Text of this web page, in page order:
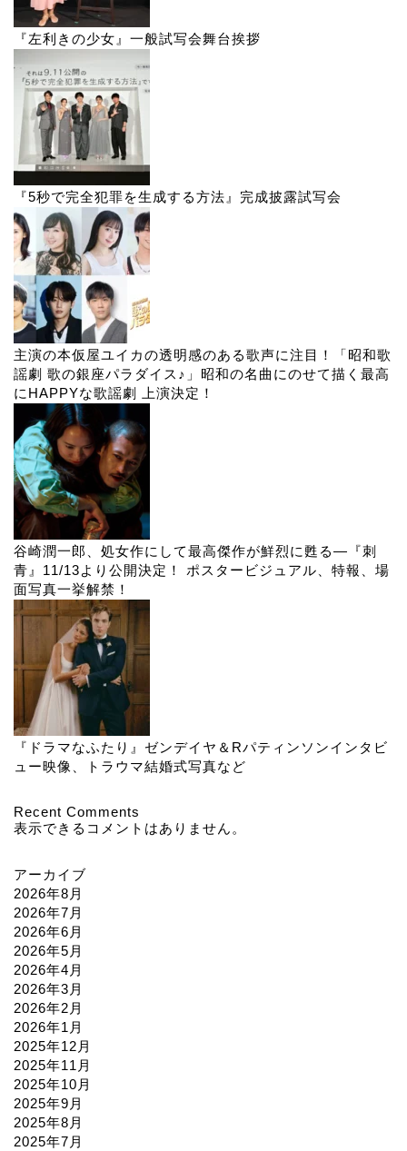
『左利きの少女』一般試写会舞台挨拶
『5秒で完全犯罪を生成する方法』完成披露試写会
主演の本仮屋ユイカの透明感のある歌声に注目！「昭和歌
謡劇 歌の銀座パラダイス♪」昭和の名曲にのせて描く最高
にHAPPYな歌謡劇 上演決定！
谷崎潤一郎、処女作にして最高傑作が鮮烈に甦る―『刺
青』11/13より公開決定！ ポスタービジュアル、特報、場
面写真一挙解禁！
『ドラマなふたり』ゼンデイヤ＆Rパティンソンインタビ
ュー映像、トラウマ結婚式写真など
Recent Comments
表示できるコメントはありません。
アーカイブ
2026年8月
2026年7月
2026年6月
2026年5月
2026年4月
2026年3月
2026年2月
2026年1月
2025年12月
2025年11月
2025年10月
2025年9月
2025年8月
2025年7月